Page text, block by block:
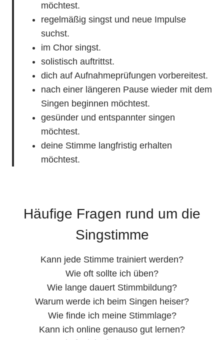
möchtest.
regelmäßig singst und neue Impulse
suchst.
im Chor singst.
solistisch auftrittst.
dich auf Aufnahmeprüfungen vorbereitest.
nach einer längeren Pause wieder mit dem
Singen beginnen möchtest.
gesünder und entspannter singen
möchtest.
deine Stimme langfristig erhalten
möchtest.
Häufige Fragen rund um die
Singstimme
Kann jede Stimme trainiert werden?
Wie oft sollte ich üben?
Wie lange dauert Stimmbildung?
Warum werde ich beim Singen heiser?
Wie finde ich meine Stimmlage?
Kann ich online genauso gut lernen?